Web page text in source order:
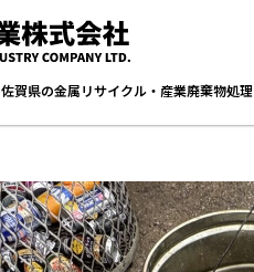
佐賀県の金属リサイクル・産業廃棄物処理